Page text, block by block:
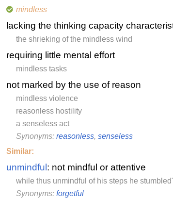
mindless
lacking the thinking capacity
the shrieking of the mindless wind
requiring little mental effort
mindless tasks
not marked by the use of reason
mindless violence
reasonless hostility
a senseless act
Synonyms: reasonless, senseless
Similar:
unmindful : not mindful or attentive
while thus unmindful of his steps he
Synonyms: forgetful